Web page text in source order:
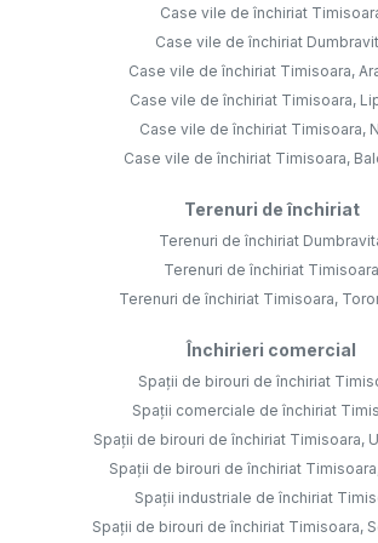
Case vile de închiriat
Case vile de închiriat
Case vile de închiriat Timisoara,
Case vile de închiriat Timisoara,
Case vile de închiriat Timisoara,
Case vile de închiriat Timisoara,
Terenuri de închiriat
Terenuri de închiriat
Terenuri de închiriat Timisoara
Terenuri de închiriat Timisoara,
Închirieri comercial
Spații de birouri de închiriat
Spații comerciale de închiriat
Spații de birouri de închiriat Timisoara,
Spații de birouri de închiriat
Spații industriale de închiriat
Spații de birouri de închiriat Timisoara,